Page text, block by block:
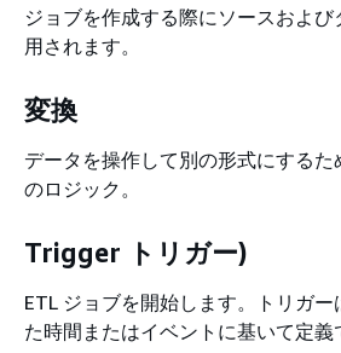
ジョブを作成する際にソースおよ
用されます。
変換
データを操作して別の形式にするた
のロジック。
Trigger トリガー)
ETL ジョブを開始します。トリガ
た時間またはイベントに基いて定義